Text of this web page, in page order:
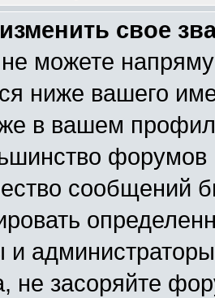
свое
можете
ниже вашего
в вашем
форумов
сообщений
и
не засоряйте